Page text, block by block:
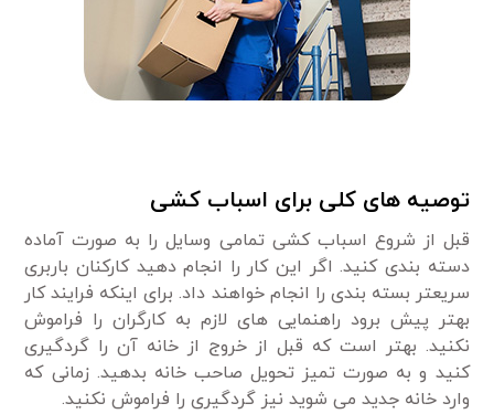
توصیه های کلی برای اسباب کشی
قبل از شروع اسباب کشی تمامی وسایل را به صورت آماده
دسته بندی کنید. اگر این کار را انجام دهید کارکنان باربری
سریعتر بسته بندی را انجام خواهند داد. برای اینکه فرایند کار
بهتر پیش برود راهنمایی های لازم به کارگران را فراموش
نکنید. بهتر است که قبل از خروج از خانه آن را گردگیری
کنید و به صورت تمیز تحویل صاحب خانه بدهید. زمانی که
وارد خانه جدید می شوید نیز گردگیری را فراموش نکنید.